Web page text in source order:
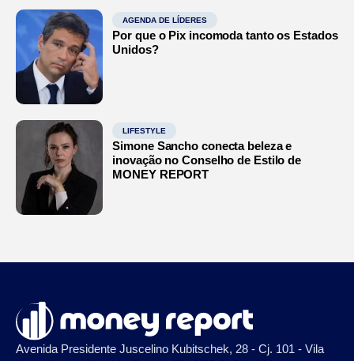
AGENDA DE LÍDERES
Por que o Pix incomoda tanto os Estados
Unidos?
LIFESTYLE
Simone Sancho conecta beleza e
inovação no Conselho de Estilo de
MONEY REPORT
Avenida Presidente Juscelino Kubitschek, 28 - Cj. 101 - Vila